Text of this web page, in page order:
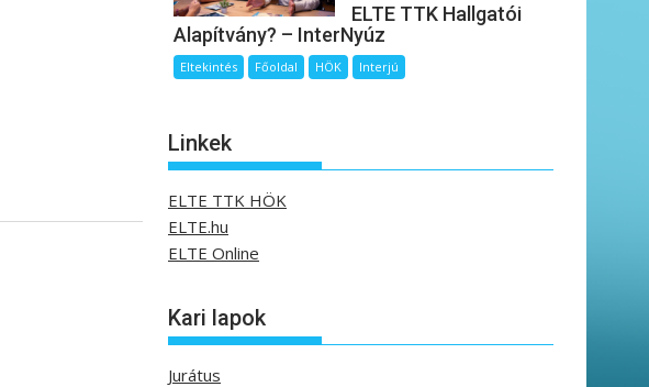
ELTE TTK Hallgatói
Alapítvány? – InterNyúz
Eltekintés Főoldal HÖK Interjú
Linkek
ELTE TTK HÖK
ELTE.hu
ELTE Online
Kari lapok
Jurátus